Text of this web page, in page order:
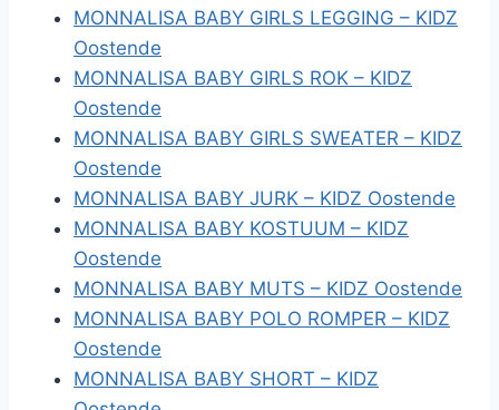
MONNALISA BABY GIRLS LEGGING – KIDZ
Oostende
MONNALISA BABY GIRLS ROK – KIDZ
Oostende
MONNALISA BABY GIRLS SWEATER – KIDZ
Oostende
MONNALISA BABY JURK – KIDZ Oostende
MONNALISA BABY KOSTUUM – KIDZ
Oostende
MONNALISA BABY MUTS – KIDZ Oostende
MONNALISA BABY POLO ROMPER – KIDZ
Oostende
MONNALISA BABY SHORT – KIDZ